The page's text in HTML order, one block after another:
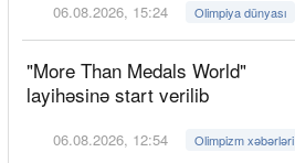
06.08.2026, 15:24 Olimpiya dünyası
"More Than Medals World"
layihəsinə start verilib
06.08.2026, 12:54 Olimpizm xəbərləri